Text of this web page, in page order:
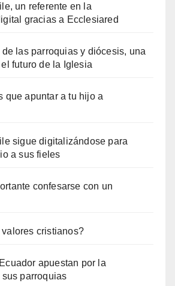
un referente en la
gracias a Ecclesiared
las parroquias y diócesis, una
futuro de la Iglesia
que apuntar a tu hijo a
sigue digitalizándose para
a sus fieles
confesarse con un
cristianos?
apuestan por la
parroquias